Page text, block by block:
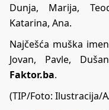
Dunja, Marija,
Katarina, Ana.
Najčešća muška
Jovan, Pavle,
Faktor.ba.
(TIP/Foto: Ilustracija/